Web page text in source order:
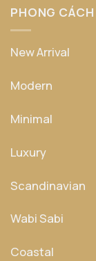
PHONG
New Arrival
Modern
Minimal
Luxury
Scandinavian
Wabi Sabi
Coastal